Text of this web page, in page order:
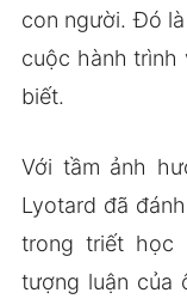
con người. Đó
cuộc hành trình
biết.
Với tầm ảnh
Lyotard đã
trong triết học
tượng luận của